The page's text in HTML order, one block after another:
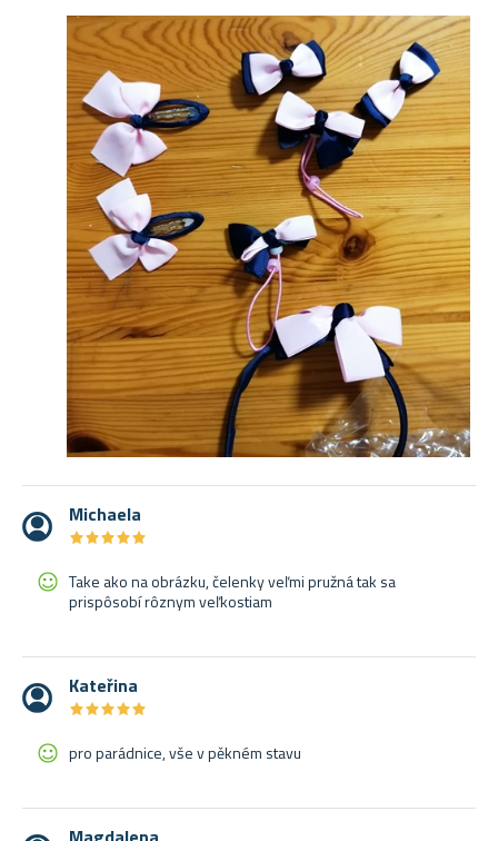
Michaela
★★★★★
★★★★★
Take ako na obrázku, čelenky veľmi pružná tak sa
prispôsobí rôznym veľkostiam
Kateřina
★★★★★
★★★★★
pro parádnice, vše v pěkném stavu